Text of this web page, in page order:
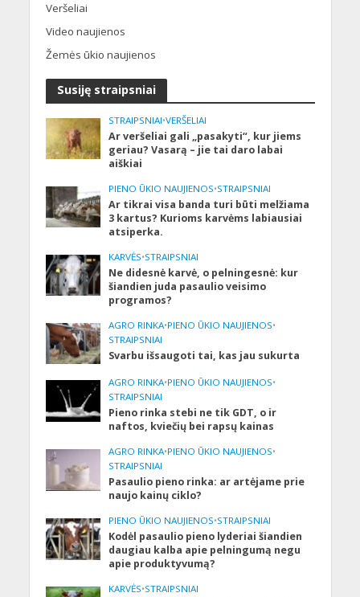
Veršeliai
Video naujienos
Žemės ūkio naujienos
Susiję straipsniai
STRAIPSNIAI•VERŠELIAI
Ar veršeliai gali „pasakyti“, kur jiems
geriau? Vasarą – jie tai daro labai
aiškiai
PIENO ŪKIO NAUJIENOS•STRAIPSNIAI
Ar tikrai visa banda turi būti melžiama
3 kartus? Kurioms karvėms labiausiai
atsiperka.
KARVĖS•STRAIPSNIAI
Ne didesnė karvė, o pelningesnė: kur
šiandien juda pasaulio veisimo
programos?
AGRO RINKA•PIENO ŪKIO NAUJIENOS•
STRAIPSNIAI
Svarbu išsaugoti tai, kas jau sukurta
AGRO RINKA•PIENO ŪKIO NAUJIENOS•
STRAIPSNIAI
Pieno rinka stebi ne tik GDT, o ir
naftos, kviečių bei rapsų kainas
AGRO RINKA•PIENO ŪKIO NAUJIENOS•
STRAIPSNIAI
Pasaulio pieno rinka: ar artėjame prie
naujo kainų ciklo?
PIENO ŪKIO NAUJIENOS•STRAIPSNIAI
Kodėl pasaulio pieno lyderiai šiandien
daugiau kalba apie pelningumą negu
apie produktyvumą?
KARVĖS•STRAIPSNIAI